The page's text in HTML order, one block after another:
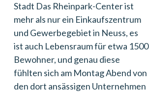
Stadt Das Rheinpark-Center ist
mehr als nur ein Einkaufszentrum
und Gewerbegebiet in Neuss, es
ist auch Lebensraum für etwa 1500
Bewohner, und genau diese
fühlten sich am Montag Abend von
den dort ansässigen Unternehmen